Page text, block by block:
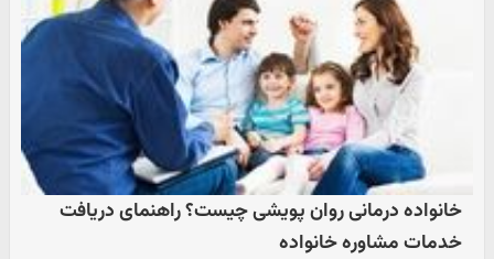
خانواده درمانی روان پویشی چیست؟ راهنمای دریافت
خدمات مشاوره خانواده